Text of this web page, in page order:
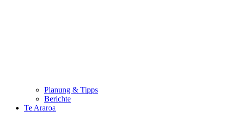
Planung & Tipps
Berichte
Te Araroa